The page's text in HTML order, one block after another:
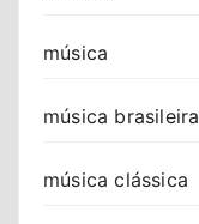
música
música brasileira
música clássica